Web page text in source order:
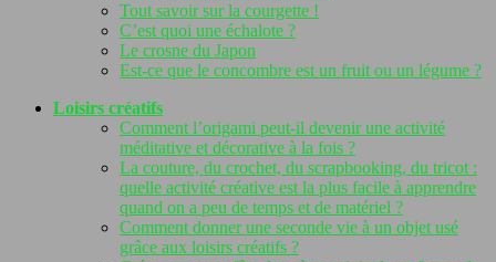
Tout savoir sur la courgette !
C’est quoi une échalote ?
Le crosne du Japon
Est-ce que le concombre est un fruit ou un légume ?
Loisirs créatifs
Comment l’origami peut-il devenir une activité
méditative et décorative à la fois ?
La couture, du crochet, du scrapbooking, du tricot :
quelle activité créative est la plus facile à apprendre
quand on a peu de temps et de matériel ?
Comment donner une seconde vie à un objet usé
grâce aux loisirs créatifs ?